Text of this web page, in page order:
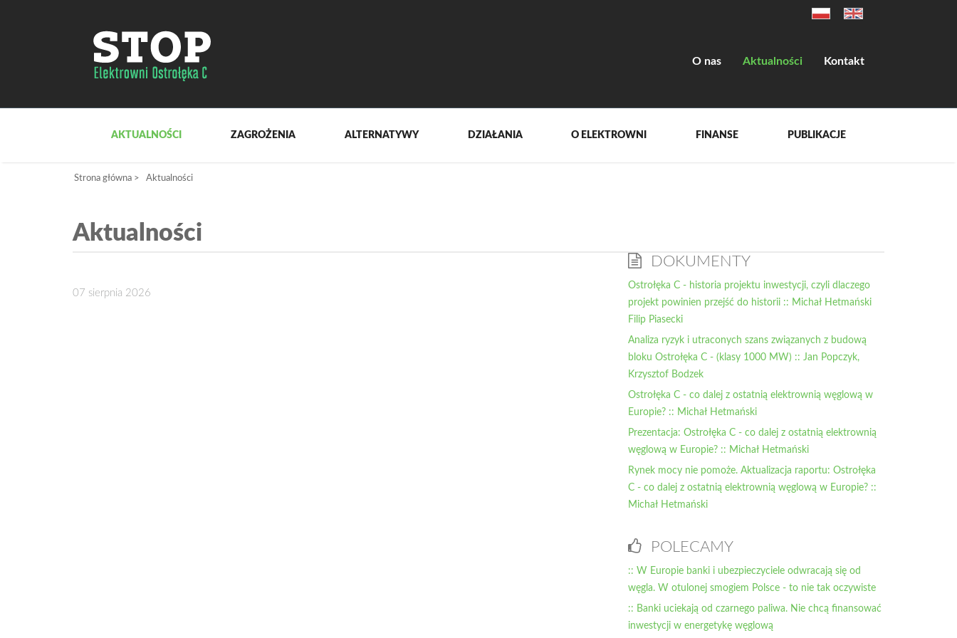
O nas Aktualności Kontakt
AKTUALNOŚCI ZAGROŻENIA ALTERNATYWY DZIAŁANIA O ELEKTROWNI FINANSE PUBLIKACJE
Strona główna > Aktualności
Aktualności
07 sierpnia 2026
DOKUMENTY
Ostrołęka C - historia projektu inwestycji, czyli dlaczego
projekt powinien przejść do historii :: Michał Hetmański
Filip Piasecki
Analiza ryzyk i utraconych szans związanych z budową
bloku Ostrołęka C - (klasy 1000 MW) :: Jan Popczyk,
Krzysztof Bodzek
Ostrołęka C - co dalej z ostatnią elektrownią węglową w
Europie? :: Michał Hetmański
Prezentacja: Ostrołęka C - co dalej z ostatnią elektrownią
węglową w Europie? :: Michał Hetmański
Rynek mocy nie pomoże. Aktualizacja raportu: Ostrołęka
C - co dalej z ostatnią elektrownią węglową w Europie? ::
Michał Hetmański
POLECAMY
:: W Europie banki i ubezpieczyciele odwracają się od
węgla. W otulonej smogiem Polsce - to nie tak oczywiste
:: Banki uciekają od czarnego paliwa. Nie chcą finansować
inwestycji w energetykę węglową